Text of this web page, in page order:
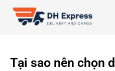
Tại sao nên chọn